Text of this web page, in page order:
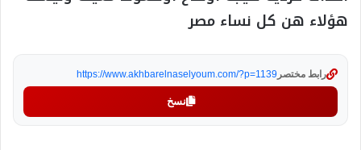
هؤلاء هن كل نساء مصر
رابط مختصر https://www.akhbarelnaselyoum.com/?p=1139
نسخ